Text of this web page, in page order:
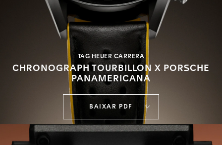
TAG HEUER CARRERA
CHRONOGRAPH TOURBILLON X PORSCHE
PANAMERICANA
BAIXAR PDF